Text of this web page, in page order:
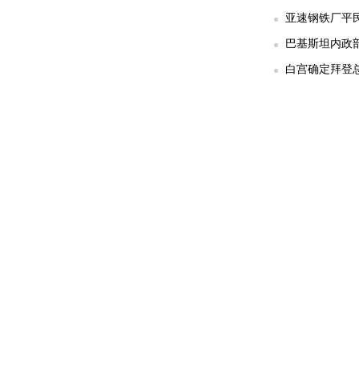
亚速钢铁厂平
巴基斯坦内政
白宫确定拜登